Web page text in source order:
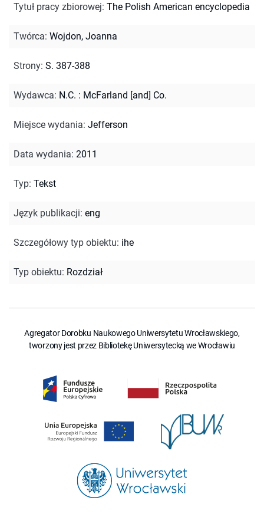
Tytuł pracy zbiorowej: The Polish American encyclopedia
Twórca: Wojdon, Joanna
Strony: S. 387-388
Wydawca: N.C. : McFarland [and] Co.
Miejsce wydania: Jefferson
Data wydania: 2011
Typ: Tekst
Język publikacji: eng
Szczegółowy typ obiektu: ihe
Typ obiektu: Rozdział
Agregator Dorobku Naukowego Uniwersytetu Wrocławskiego,
tworzony jest przez Bibliotekę Uniwersytecką we Wrocławiu